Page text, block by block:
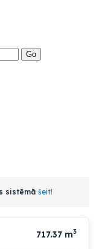
sistēmā šeit!
717.37 m3